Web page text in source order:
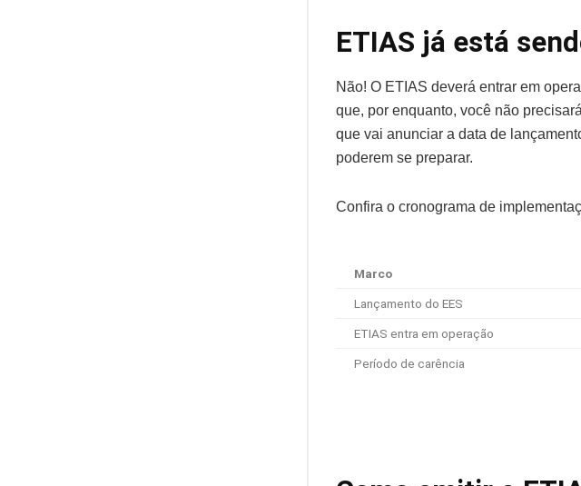
ETIAS já está
Não! O ETIAS deverá entrar em
que, por enquanto, você não
que vai anunciar a data de
poderem se preparar.
Confira o cronograma de
Marco
Lançamento do EES
ETIAS entra em operação
Período de carência